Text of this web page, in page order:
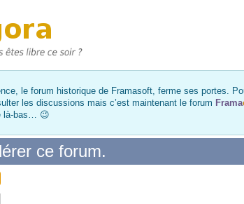
le forum historique de Framasoft, ferme ses portes.
les discussions mais c’est maintenant le forum Frama
là-bas… 😉
ce forum.